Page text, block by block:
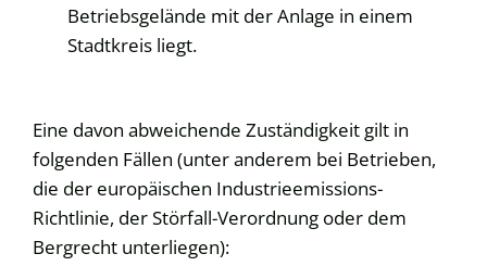
Betriebsgelände mit der Anlage in einem
Stadtkreis liegt.
Eine davon abweichende Zuständigkeit gilt in
folgenden Fällen (unter anderem bei Betrieben,
die der europäischen Industrieemissions-
Richtlinie, der Störfall-Verordnung oder dem
Bergrecht unterliegen):